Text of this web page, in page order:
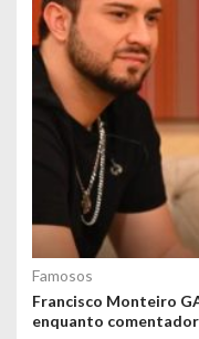
Famosos
Francisco Monteiro
enquanto